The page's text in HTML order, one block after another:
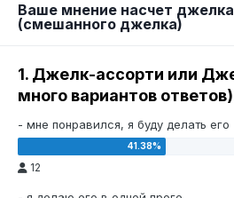
Ваше мнение насчет
(смешанного джелка)
1. Джелк-ассорти или
много вариантов
- мне понравился, я буду делать его
12